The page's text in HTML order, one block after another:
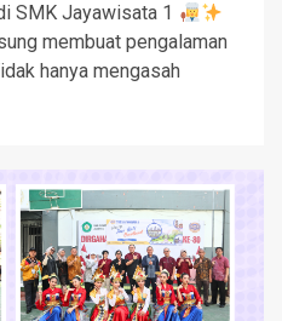
SMK Jayawisata 1
membuat pengalaman
hanya mengasah